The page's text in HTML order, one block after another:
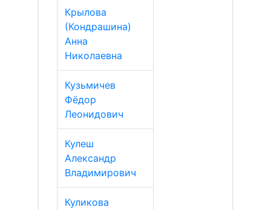
Крылова
(Кондрашина)
Анна
Николаевна
Кузьмичев
Фёдор
Леонидович
Кулеш
Александр
Владимирович
Куликова